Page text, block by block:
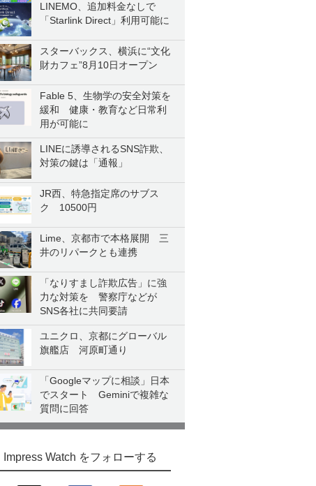
LINEMO、追加料金なしで
「Starlink Direct」利用可能に
スターバックス、横浜に“文化
財カフェ”8月10日オープン
Fable 5、生物学の安全対策を
緩和 健康・教育など日常利
用が可能に
LINEに誘導されるSNS詐欺、
対策の鍵は「通報」
JR西、特急指定席のサブス
ク 10500円
Lime、京都市で本格展開 三
井のリパークとも連携
「なりすまし詐欺広告」に強
力な対策を 警察庁などが
SNS各社に共同要請
ユニクロ、京都にグローバル
旗艦店 河原町通り
「Googleマップに相談」日本
でスタート Geminiで複雑な
質問に回答
Impress Watch をフォローする